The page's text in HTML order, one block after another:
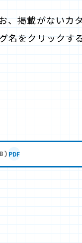
、掲載がないカ
名をクリックす
PDF